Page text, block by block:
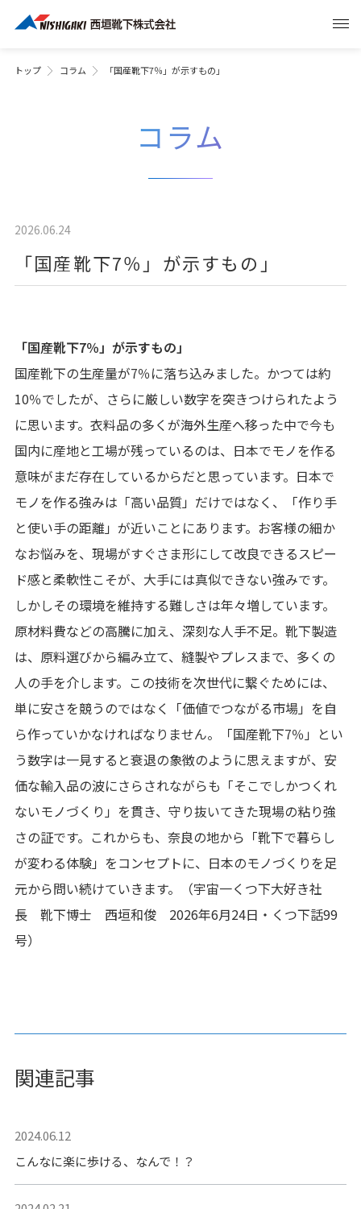
トップ コラム 「国産靴下7％」が示すもの」
コラム
2026.06.24
「国産靴下7％」が示すもの」
「国産靴下7％」が示すもの」
国産靴下の生産量が7％に落ち込みました。かつては約
10％でしたが、さらに厳しい数字を突きつけられたよう
に思います。衣料品の多くが海外生産へ移った中で今も
国内に産地と工場が残っているのは、日本でモノを作る
意味がまだ存在しているからだと思っています。日本で
モノを作る強みは「高い品質」だけではなく、「作り手
と使い手の距離」が近いことにあります。お客様の細か
なお悩みを、現場がすぐさま形にして改良できるスピー
ド感と柔軟性こそが、大手には真似できない強みです。
しかしその環境を維持する難しさは年々増しています。
原材料費などの高騰に加え、深刻な人手不足。靴下製造
は、原料選びから編み立て、縫製やプレスまで、多くの
人の手を介します。この技術を次世代に繋ぐためには、
単に安さを競うのではなく「価値でつながる市場」を自
ら作っていかなければなりません。「国産靴下7％」とい
う数字は一見すると衰退の象徴のように思えますが、安
価な輸入品の波にさらされながらも「そこでしかつくれ
ないモノづくり」を貫き、守り抜いてきた現場の粘り強
さの証です。これからも、奈良の地から「靴下で暮らし
が変わる体験」をコンセプトに、日本のモノづくりを足
元から問い続けていきます。（宇宙一くつ下大好き社
長 靴下博士 西垣和俊 2026年6月24日・くつ下話99
号）
関連記事
2024.06.12
こんなに楽に歩ける、なんで！？